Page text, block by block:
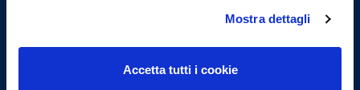
Mostra dettagli
Accetta tutti i cookie